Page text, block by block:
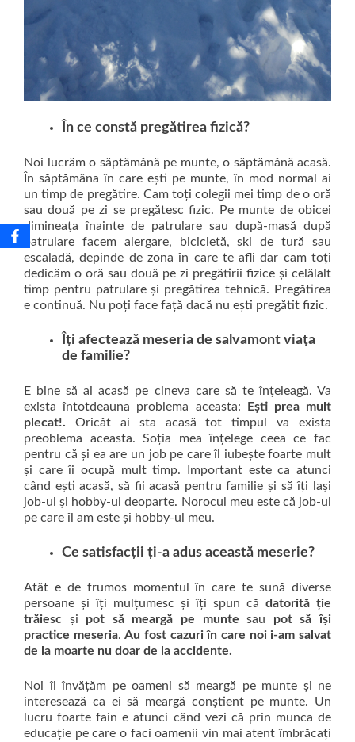
În ce constă pregătirea fizică?
Noi lucrăm o săptămână pe munte, o săptămână acasă.
În săptămâna în care ești pe munte, în mod normal ai
un timp de pregătire. Cam toți colegii mei timp de o oră
sau două pe zi se pregătesc fizic. Pe munte de obicei
dimineața înainte de patrulare sau după-masă după
patrulare facem alergare, bicicletă, ski de tură sau
escaladă, depinde de zona în care te afli dar cam toți
dedicăm o oră sau două pe zi pregătirii fizice și celălalt
timp pentru patrulare și pregătirea tehnică. Pregătirea
e continuă. Nu poți face față dacă nu ești pregătit fizic.
Îți afectează meseria de salvamont viața
de familie?
E bine să ai acasă pe cineva care să te înțeleagă. Va
exista întotdeauna problema aceasta: Ești prea mult
plecat!. Oricât ai sta acasă tot timpul va exista
preoblema aceasta. Soția mea înțelege ceea ce fac
pentru că și ea are un job pe care îl iubește foarte mult
și care îi ocupă mult timp. Important este ca atunci
când ești acasă, să fii acasă pentru familie și să îți lași
job-ul și hobby-ul deoparte. Norocul meu este că job-ul
pe care îl am este și hobby-ul meu.
Ce satisfacții ți-a adus această meserie?
Atât e de frumos momentul în care te sună diverse
persoane și îți mulțumesc și îți spun că datorită ție
trăiesc și pot să meargă pe munte sau pot să își
practice meseria.Au fost cazuri în care noi i-am salvat
de la moarte nu doar de la accidente.
Noi îi învățăm pe oameni să meargă pe munte și ne
interesează ca ei să meargă conștient pe munte. Un
lucru foarte fain e atunci când vezi că prin munca de
educație pe care o faci oamenii vin mai atent îmbrăcați